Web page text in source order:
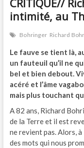
CRITIQUE//
intimité, au
Bohringer Richard
Le fauve se tient là,
un fauteuil qu’il ne
bel et bien debout.
acéré et l’âme
mais plus touchant
A 82 ans, Richard
de la Terre et il est
ne revient pas. Alors,
des mots qui nous